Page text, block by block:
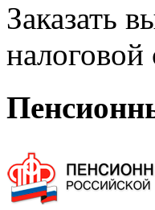
Заказать